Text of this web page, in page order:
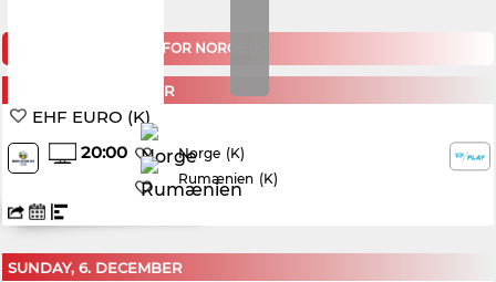
KOMMENDE KAMPE FOR NORGE (K)
FRIDAY, 4. DECEMBER
EHF EURO (K)
20:00
Norge (K)
Rumænien (K)
SUNDAY, 6. DECEMBER